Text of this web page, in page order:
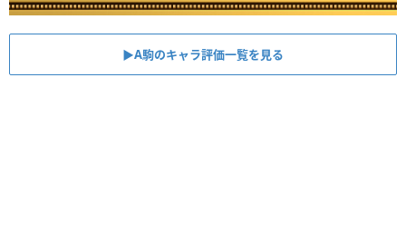
▶︎A駒のキャラ評価一覧を見る